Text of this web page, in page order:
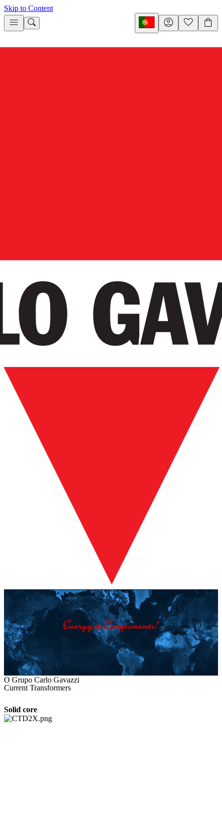
Skip to Content
O Grupo Carlo Gavazzi
Current Transformers
Solid core